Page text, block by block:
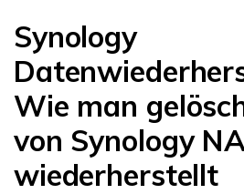
Synology
Wie man
von Synology
wiederherstellt